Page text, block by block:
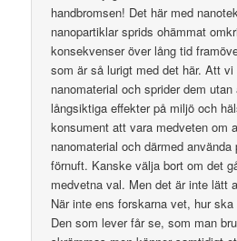
handbromsen! Det här med
nanopartiklar sprids ohämmat
konsekvenser över lång tid
som är så lurigt med det här. Att vi
nanomaterial och sprider dem
långsiktiga effekter på miljö och
konsument att vara medveten om
nanomaterial och därmed
förnuft. Kanske välja bort om det
medvetna val. Men det är inte lätt
När inte ens forskarna vet, hur
Den som lever får se, som man